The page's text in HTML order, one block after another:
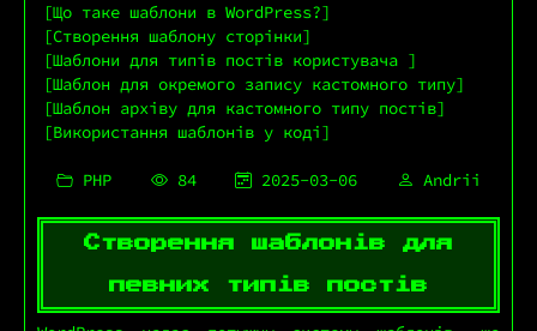
Що таке шаблони в WordPress?
Створення шаблону сторінки
Шаблони для типів постів користувача
Шаблон для окремого запису кастомного типу
Шаблон архіву для кастомного типу постів
Використання шаблонів у коді
PHP 84 2025-03-06 Andrii
Створення шаблонів для
певних типів постів